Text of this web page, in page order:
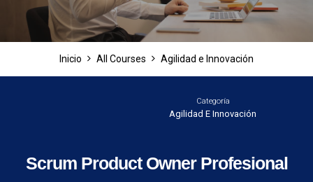
Inicio All Courses Agilidad e Innovación
Categoría
Agilidad E Innovación
Scrum Product Owner Profesional